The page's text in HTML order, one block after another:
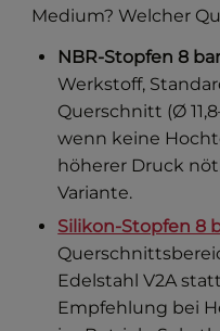
Medium? Welcher
NBR-Stopfen 8
Werkstoff,
Querschnitt (Ø
wenn keine
höherer Druck
Variante.
Silikon-Stopfen 8
Edelstahl V2A
Empfehlung bei